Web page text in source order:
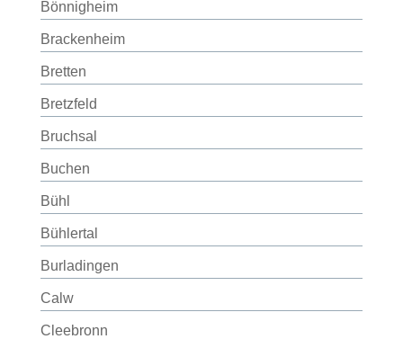
Bönnigheim
Brackenheim
Bretten
Bretzfeld
Bruchsal
Buchen
Bühl
Bühlertal
Burladingen
Calw
Cleebronn